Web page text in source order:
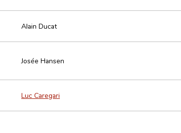
Alain Ducat
Josée Hansen
Luc Caregari